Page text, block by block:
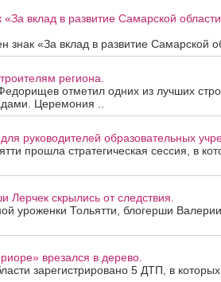
вклад в развитие Самарской
«За вклад в развитие Самарской
региона.
отметил одних из лучших
Церемония ..
руководителей образовательных
прошла стратегическая сессия, в
Лерчек скрылись от следствия.
уроженки Тольятти, блогерши
врезался в дерево.
зарегистрировано 5 ДТП, в